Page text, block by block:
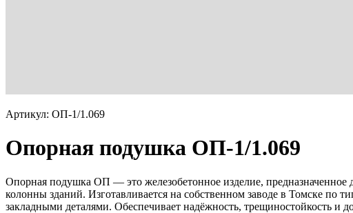
Артикул: ОП-1/1.069
Опорная подушка ОП-1/1.069
Опорная подушка ОП — это железобетонное изделие, предназначенное
колонны зданий. Изготавливается на собственном заводе в Томске по
закладными деталями. Обеспечивает надёжность, трещиностойкость и